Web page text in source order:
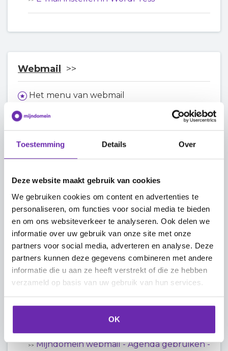
Toestemming Details Over
Deze website maakt gebruik van cookies
We gebruiken cookies om content en advertenties te
personaliseren, om functies voor social media te bieden
en om ons websiteverkeer te analyseren. Ook delen we
informatie over uw gebruik van onze site met onze
partners voor social media, adverteren en analyse. Deze
partners kunnen deze gegevens combineren met andere
informatie die u aan ze heeft verstrekt of die ze hebben
verzameld op basis van uw gebruik van hun services.
OK
Webmail
Het menu van webmail
Inloggen op de webmail
Webmail-agenda koppelen met Google
Agenda op Android (via DAVx5)
E-mails vanuit een externe mailbox importeren
naar de webmail
E-mailfilters instellen in de webmail
Bekijk alle 7 artikelen
Mijndomein webmail - E-mail functies
Mijndomein webmail - Agenda gebruiken -